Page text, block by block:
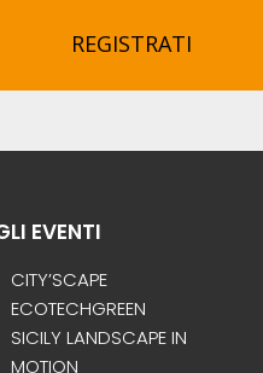
REGISTRATI
EVENTI
CITY’SCAPE
ECOTECHGREEN
SICILY LANDSCAPE IN
MOTION